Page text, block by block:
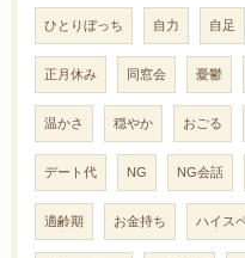
ひとりぼっち 自力 自足
正月休み 同窓会 憂鬱
温かさ 穏やか おごる
デート代 NG NG会話
適齢期 お金持ち ハイス